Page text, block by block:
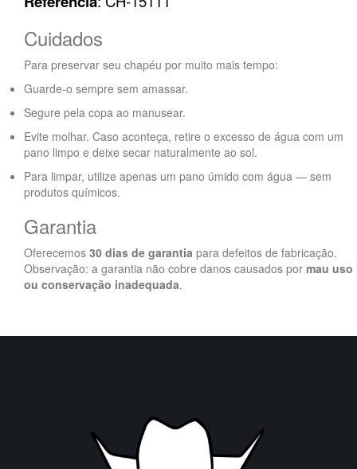
Cuidados
Para preservar seu chapéu por muito mais tempo:
Guarde-o sempre sem amassar.
Segure pela copa ao manusear.
Evite molhar. Caso aconteça, retire o excesso de água com um
pano limpo e deixe secar naturalmente ao sol.
Para limpar, utilize apenas um pano úmido com água — sem
produtos químicos.
Garantia
Oferecemos 30 dias de garantia para defeitos de fabricação.
Observação: a garantia não cobre danos causados por mau uso
ou conservação inadequada.